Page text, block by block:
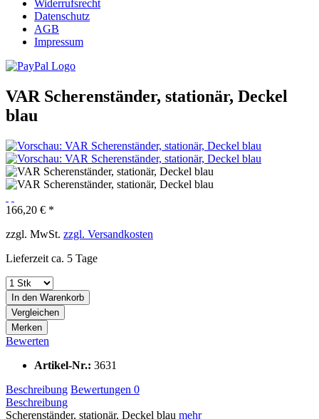
Widerrufsrecht
Datenschutz
AGB
Impressum
VAR Scherenständer, stationär, Deckel
blau
166,20 € *
zzgl. MwSt. zzgl. Versandkosten
Lieferzeit ca. 5 Tage
In den Warenkorb
Vergleichen
Merken
Bewerten
Artikel-Nr.: 3631
Beschreibung Bewertungen 0
Beschreibung
Scherenständer, stationär, Deckel blau mehr